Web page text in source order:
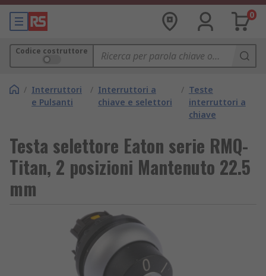
0
Codice costruttore
/ Interruttori
e Pulsanti
/ Interruttori a
chiave e selettori
/ Teste
interruttori a
chiave
Testa selettore Eaton serie RMQ-
Titan, 2 posizioni Mantenuto 22.5
mm